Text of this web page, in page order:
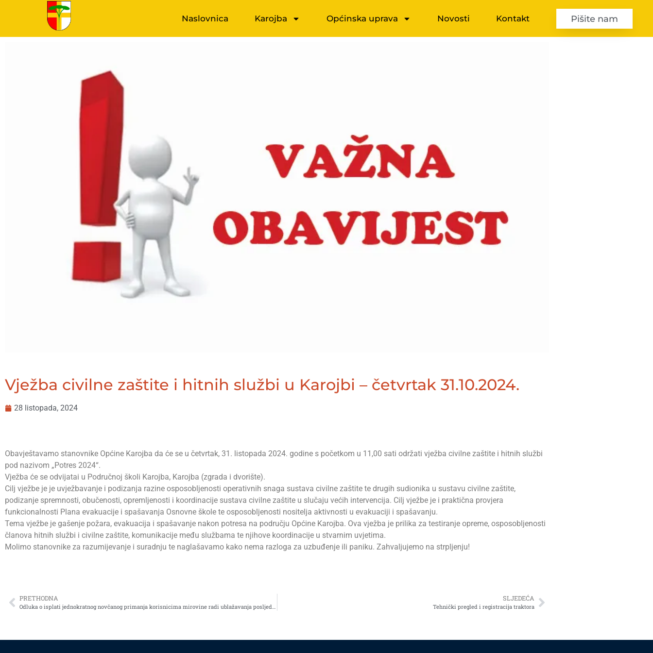
Naslovnica Karojba Općinska uprava Novosti Kontakt Pišite nam
Vježba civilne zaštite i hitnih službi u Karojbi – četvrtak 31.10.2024.
28 listopada, 2024
Obavještavamo stanovnike Općine Karojba da će se u četvrtak, 31. listopada 2024. godine s početkom u 11,00 sati održati vježba civilne zaštite i hitnih službi
pod nazivom „Potres 2024“.
Vježba će se odvijatai u Područnoj školi Karojba, Karojba (zgrada i dvorište).
Cilj vježbe je je uvježbavanje i podizanja razine osposobljenosti operativnih snaga sustava civilne zaštite te drugih sudionika u sustavu civilne zaštite,
podizanje spremnosti, obučenosti, opremljenosti i koordinacije sustava civilne zaštite u slučaju većih intervencija. Cilj vježbe je i praktična provjera
funkcionalnosti Plana evakuacije i spašavanja Osnovne škole te osposobljenosti nositelja aktivnosti u evakuaciji i spašavanju.
Tema vježbe je gašenje požara, evakuacija i spašavanje nakon potresa na području Općine Karojba. Ova vježba je prilika za testiranje opreme, osposobljenosti
članova hitnih službi i civilne zaštite, komunikacije među službama te njihove koordinacije u stvarnim uvjetima.
Molimo stanovnike za razumijevanje i suradnju te naglašavamo kako nema razloga za uzbuđenje ili paniku. Zahvaljujemo na strpljenju!
PRETHODNA
Odluka o isplati jednokratnog novčanog primanja korisnicima mirovine radi ublažavanja posljedica rasta troškova života
SLJEDEĆA
Tehnički pregled i registracija traktora